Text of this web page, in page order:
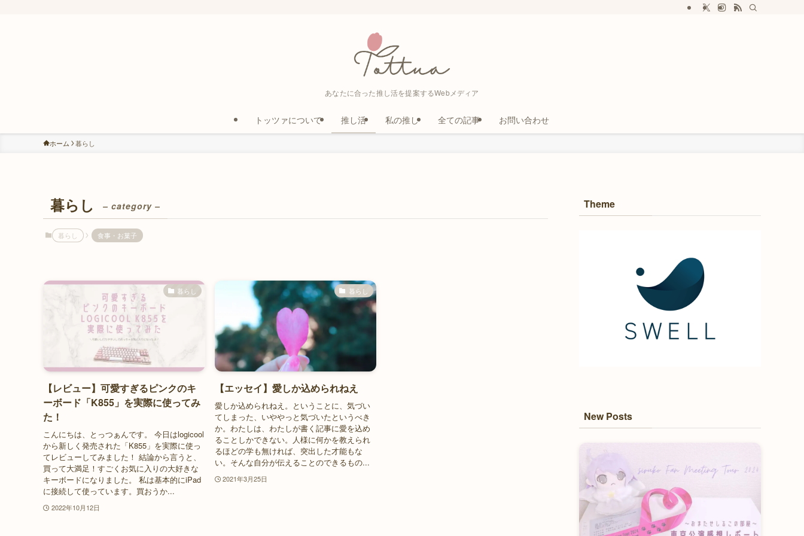
あなたに合った推し活を提案するWebメディア
トッツァについて 推し活 私の推し 全ての記事 お問い合わせ
ホーム 暮らし
暮らし – category –
暮らし 食事・お菓子
暮らし
【レビュー】可愛すぎるピンクのキ
ーボード「K855」を実際に使ってみ
た！
こんにちは、とっつぁんです。 今日はlogicool
から新しく発売された「K855」を実際に使っ
てレビューしてみました！ 結論から言うと、
買って大満足！すごくお気に入りの大好きな
キーボードになりました。 私は基本的にiPad
に接続して使っています。買おうか...
2022年10月12日
暮らし
【エッセイ】愛しか込められねえ
愛しか込められねえ。ということに、気づい
てしまった、いややっと気づいたというべき
か。わたしは、わたしが書く記事に愛を込め
ることしかできない。人様に何かを教えられ
るほどの学も無ければ、突出した才能もな
い。そんな自分が伝えることのできるもの...
2021年3月25日
Theme
New Posts